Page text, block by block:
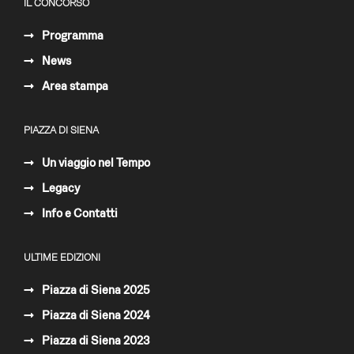
IL CONCORSO
Programma
News
Area stampa
PIAZZA DI SIENA
Un viaggio nel Tempo
Legacy
Info e Contatti
ULTIME EDIZIONI
Piazza di Siena 2025
Piazza di Siena 2024
Piazza di Siena 2023